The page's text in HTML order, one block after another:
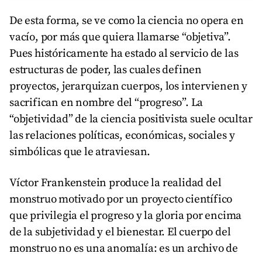
De esta forma, se ve como la ciencia no opera en
vacío, por más que quiera llamarse “objetiva”.
Pues históricamente ha estado al servicio de las
estructuras de poder, las cuales definen
proyectos, jerarquizan cuerpos, los intervienen y
sacrifican en nombre del “progreso”. La
“objetividad” de la ciencia positivista suele ocultar
las relaciones políticas, económicas, sociales y
simbólicas que le atraviesan.
Víctor Frankenstein produce la realidad del
monstruo motivado por un proyecto científico
que privilegia el progreso y la gloria por encima
de la subjetividad y el bienestar. El cuerpo del
monstruo no es una anomalía: es un archivo de